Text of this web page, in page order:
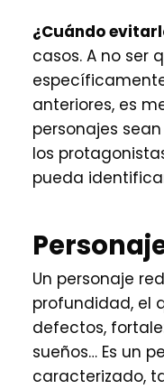
¿Cuándo
casos. A no ser
anteriores, es
personajes
los
pueda
Un personaje
profundidad, el
defectos,
sueños… Es un
caracterizado,